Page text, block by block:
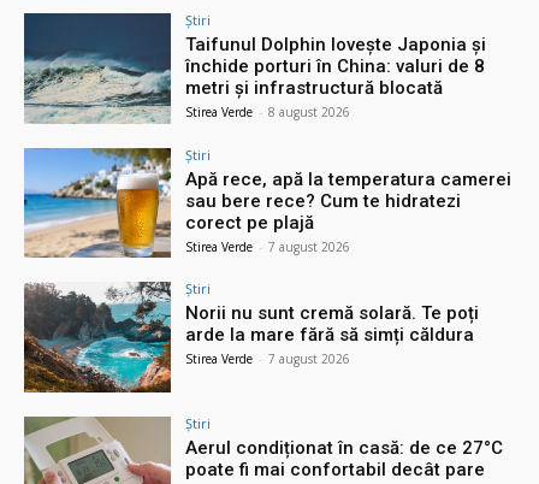
Știri
Taifunul Dolphin lovește Japonia și
închide porturi în China: valuri de 8
metri și infrastructură blocată
Stirea Verde - 8 august 2026
Știri
Apă rece, apă la temperatura camerei
sau bere rece? Cum te hidratezi
corect pe plajă
Stirea Verde - 7 august 2026
Știri
Norii nu sunt cremă solară. Te poți
arde la mare fără să simți căldura
Stirea Verde - 7 august 2026
Știri
Aerul condiționat în casă: de ce 27°C
poate fi mai confortabil decât pare